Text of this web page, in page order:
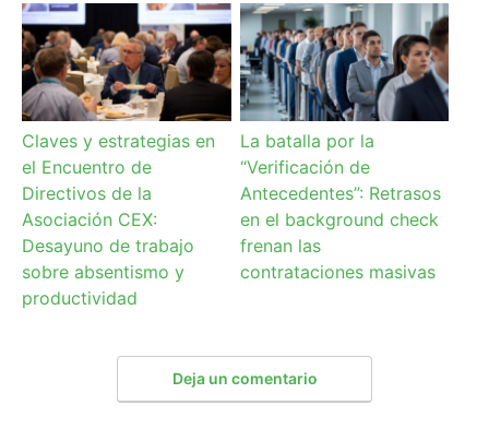
Claves y estrategias en
el Encuentro de
Directivos de la
Asociación CEX:
Desayuno de trabajo
sobre absentismo y
productividad
La batalla por la
“Verificación de
Antecedentes”: Retrasos
en el background check
frenan las
contrataciones masivas
Deja un comentario